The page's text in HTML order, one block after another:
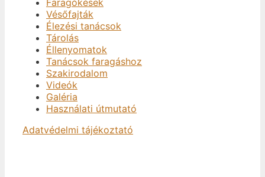
Faragókések
Vésőfajták
Élezési tanácsok
Tárolás
Éllenyomatok
Tanácsok faragáshoz
Szakirodalom
Videók
Galéria
Használati útmutató
Adatvédelmi tájékoztató